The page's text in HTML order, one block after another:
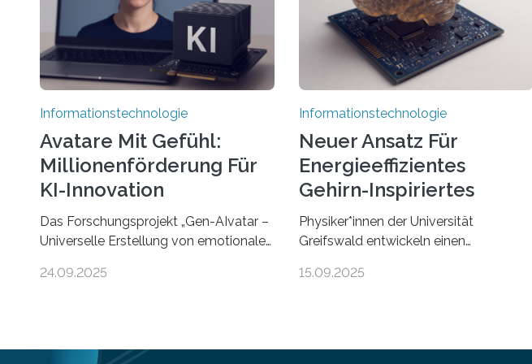
Informationstechnologie
Avatare Mit Gefühl:
Millionenförderung Für
KI-Innovation
Das Forschungsprojekt „Gen-AIvatar –
Universelle Erstellung von emotionalen
generative KI“ erhält eine
Wissenschaftler der Universität Bonn
24.09.2025
Informationstechnologie
Neuer Ansatz Für
Energieeffizientes
Gehirn-Inspiriertes
Rechnen
Physiker*innen der Universität
Greifswald entwickeln einen
energieeffizienteres Arbeiten von
15.09.2025